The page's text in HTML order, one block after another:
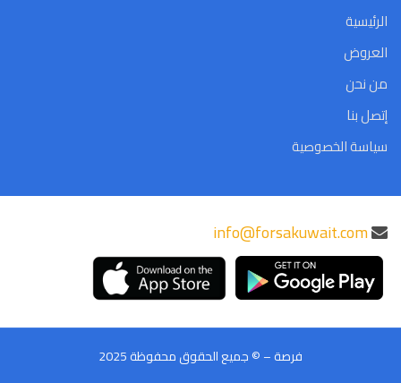
الرئيسية
العروض
من نحن
إتصل بنا
سياسة الخصوصية
info@forsakuwait.com
فرصة – © جميع الحقوق محفوظة 2025